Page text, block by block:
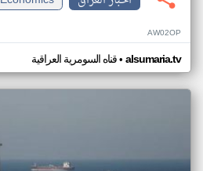
AW02OP
قناه السومرية العراقية• alsumaria.tv